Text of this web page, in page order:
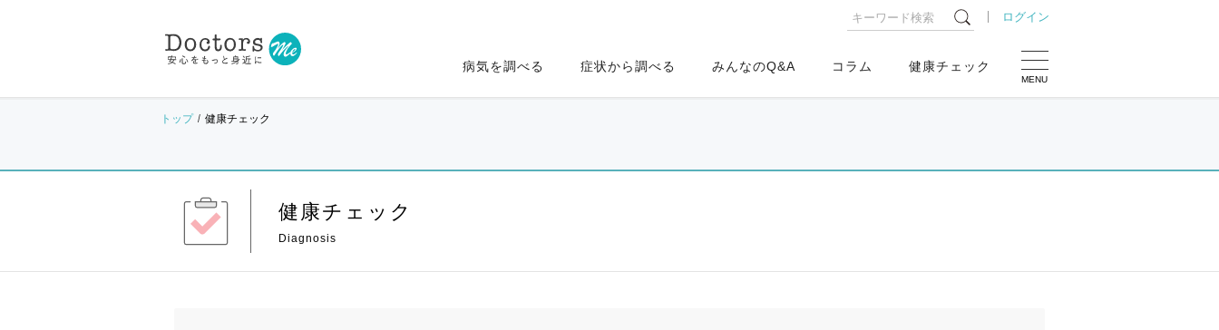
ログイン
MENU
病気を調べる 症状から調べる みんなのQ&A コラム 健康チェック
トップ 健康チェック
健康チェック